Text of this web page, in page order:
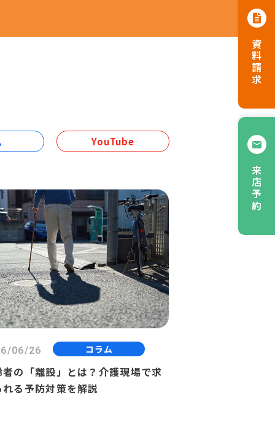
資料請求
来店予約
YouTube
06/26 コラム
者の「離設」とは？介護現場で求
れる予防対策を解説